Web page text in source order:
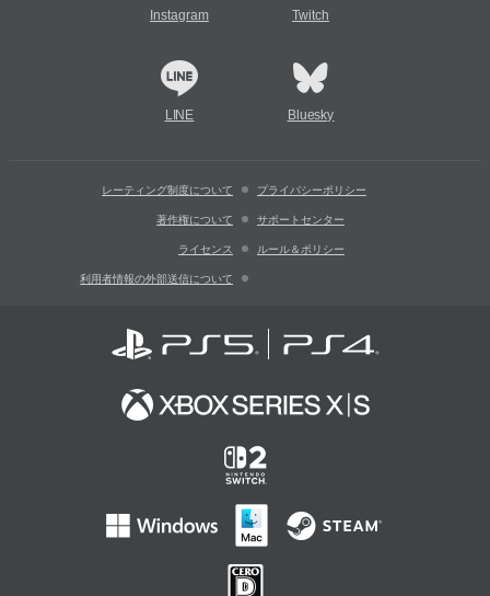
Instagram Twitch
LINE Bluesky
レーティング制度について プライバシーポリシー
著作権について サポートセンター
ライセンス ルール＆ポリシー
利用者情報の外部送信について